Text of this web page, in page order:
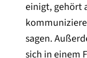
einigt, gehört
sagen.
sich in einem